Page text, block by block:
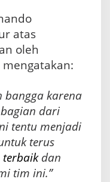
atas
oleh
mengatakan:
bangga karena
dari
tentu menjadi
terus
terbaikdan
tim ini.”